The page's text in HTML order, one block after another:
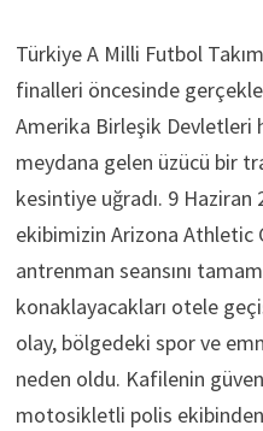
Türkiye A Milli Futbol
finalleri öncesinde
Amerika Birleşik Devletleri
meydana gelen üzücü bir
kesintiye uğradı. 9 Haziran
ekibimizin Arizona Athletic
antrenman seansını
konaklayacakları otele
olay, bölgedeki spor ve
neden oldu. Kafilenin
motosikletli polis